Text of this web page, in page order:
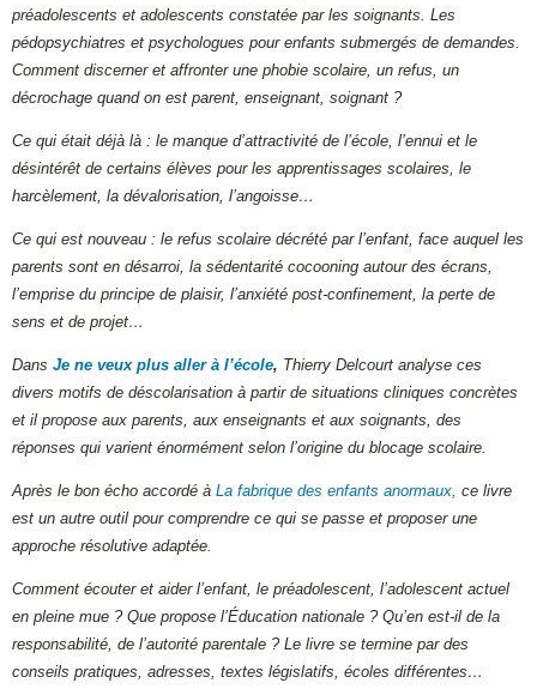
préadolescents et adolescents constatée par les soignants. Les
pédopsychiatres et psychologues pour enfants submergés de demandes.
Comment discerner et affronter une phobie scolaire, un refus, un
décrochage quand on est parent, enseignant, soignant ?
Ce qui était déjà là : le manque d’attractivité de l’école, l’ennui et le
désintérêt de certains élèves pour les apprentissages scolaires, le
harcèlement, la dévalorisation, l’angoisse…
Ce qui est nouveau : le refus scolaire décrété par l’enfant, face auquel les
parents sont en désarroi, la sédentarité cocooning autour des écrans,
l’emprise du principe de plaisir, l’anxiété post-confinement, la perte de
sens et de projet…
Dans Je ne veux plus aller à l’école, Thierry Delcourt analyse ces
divers motifs de déscolarisation à partir de situations cliniques concrètes
et il propose aux parents, aux enseignants et aux soignants, des
réponses qui varient énormément selon l’origine du blocage scolaire.
Après le bon écho accordé à La fabrique des enfants anormaux, ce livre
est un autre outil pour comprendre ce qui se passe et proposer une
approche résolutive adaptée.
Comment écouter et aider l’enfant, le préadolescent, l’adolescent actuel
en pleine mue ? Que propose l’Éducation nationale ? Qu’en est-il de la
responsabilité, de l’autorité parentale ? Le livre se termine par des
conseils pratiques, adresses, textes législatifs, écoles différentes…